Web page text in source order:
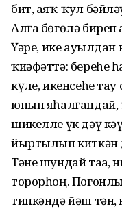
бит, аяҡ-ҡул
Алға бөгөлә биреп
Үҙҙәре, ике ауылдан
ҡиәфәттә: береһе
күҙле, икенсеһе
юнып яһалғандай,
шикелле үк дәү
йыртылып киткән
Тәне шундай таҙа,
торорһоң.
типкәндә йәш